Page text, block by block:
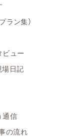
ラン集）
ビュー
場日記
通信
の流れ